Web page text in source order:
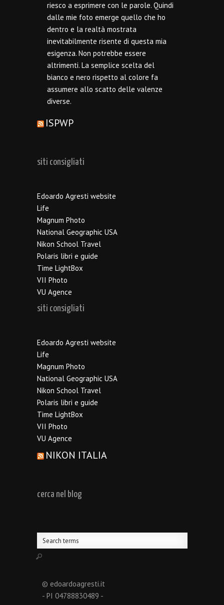
riesco a esprimere con le parole. Quindi
dalle mie foto emerge quello che ho
dentro e la realtà mostrata
inevitabilmente risente di questa mia
esigenza. Non potrebbe essere
altrimenti. La semplice scelta del
bianco e nero rispetto al colore fa
assumere allo scatto delle valenze
diverse.
ISPWP
siti consigliati
Edoardo Agresti website
Life
Magnum Photo
National Geographic USA
Nikon School Travel
Polaris libri e guide
Time LightBox
VII Photo
VU Agence
siti consigliati
Edoardo Agresti website
Life
Magnum Photo
National Geographic USA
Nikon School Travel
Polaris libri e guide
Time LightBox
VII Photo
VU Agence
NIKON ITALIA
cerca nel blog
© edoardoagresti.it
- PI 04788830489 -